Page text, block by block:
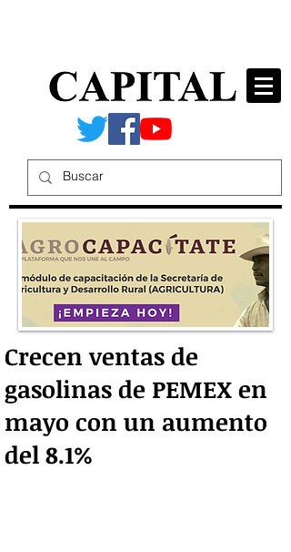
Crecen ventas de
gasolinas de PEMEX en
mayo con un aumento
del 8.1%